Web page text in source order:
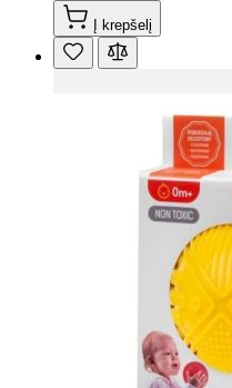
Į krepšelį